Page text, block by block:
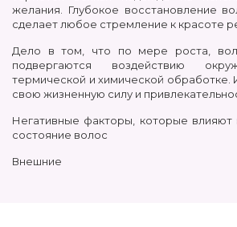
желания. Глубокое восстановление
сделает любое стремление к красоте
Дело в том, что по мере роста,
подвергаются воздействию
термической и химической обработке.
свою жизненную силу и
Негативные факторы, которые влияют
состояние волос
Внешние